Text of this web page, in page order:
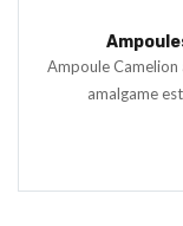
Ampoule Camelion
amalgame